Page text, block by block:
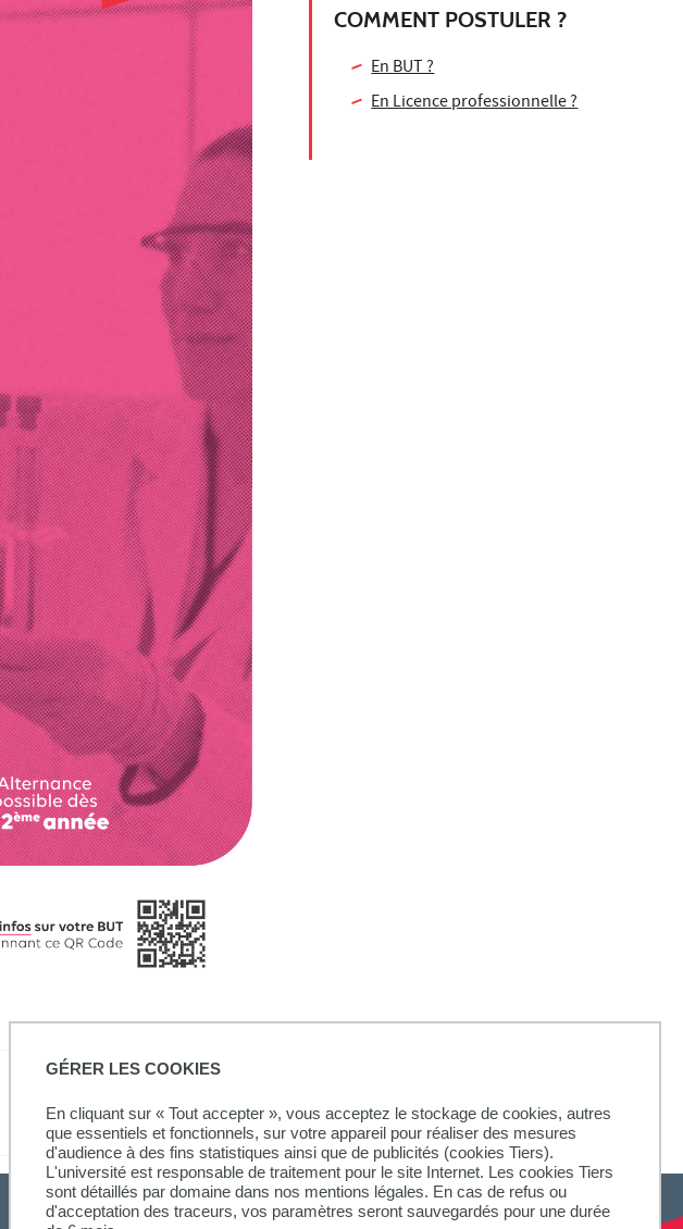
GÉRER LES COOKIES
En cliquant sur « Tout accepter », vous acceptez le stockage de cookies, autres
que essentiels et fonctionnels, sur votre appareil pour réaliser des mesures
d'audience à des fins statistiques ainsi que de publicités (cookies Tiers).
L'université est responsable de traitement pour le site Internet. Les cookies Tiers
sont détaillés par domaine dans nos mentions légales. En cas de refus ou
d'acceptation des traceurs, vos paramètres seront sauvegardés pour une durée
COMMENT POSTULER ?
En BUT ?
En Licence professionnelle ?